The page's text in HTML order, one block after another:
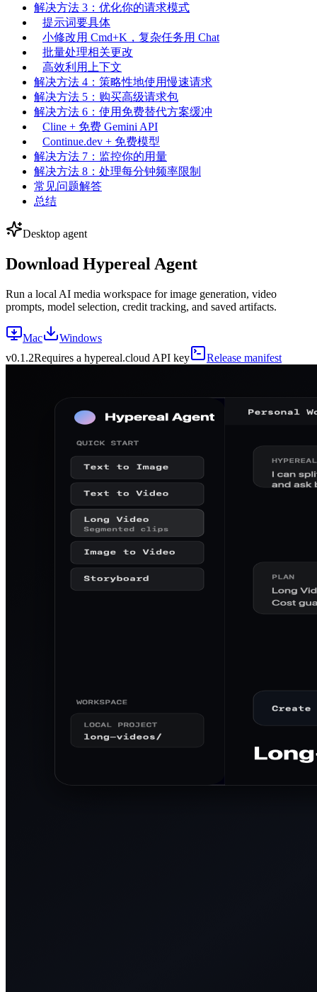
解决方法 3：优化你的请求模式
提示词要具体
小修改用 Cmd+K，复杂任务用 Chat
批量处理相关更改
高效利用上下文
解决方法 4：策略性地使用慢速请求
解决方法 5：购买高级请求包
解决方法 6：使用免费替代方案缓冲
Cline + 免费 Gemini API
Continue.dev + 免费模型
解决方法 7：监控你的用量
解决方法 8：处理每分钟频率限制
常见问题解答
总结
Desktop agent
Download Hypereal Agent
Run a local AI media workspace for image generation, video
prompts, model selection, credit tracking, and saved artifacts.
Mac
Windows
v0.1.2Requires a hypereal.cloud API key Release manifest